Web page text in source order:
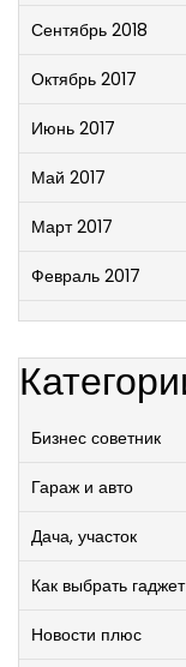
Сентябрь 2018
Октябрь 2017
Июнь 2017
Май 2017
Март 2017
Февраль 2017
Бизнес советник
Гараж и авто
Дача, участок
Как выбрать гаджет
Новости плюс